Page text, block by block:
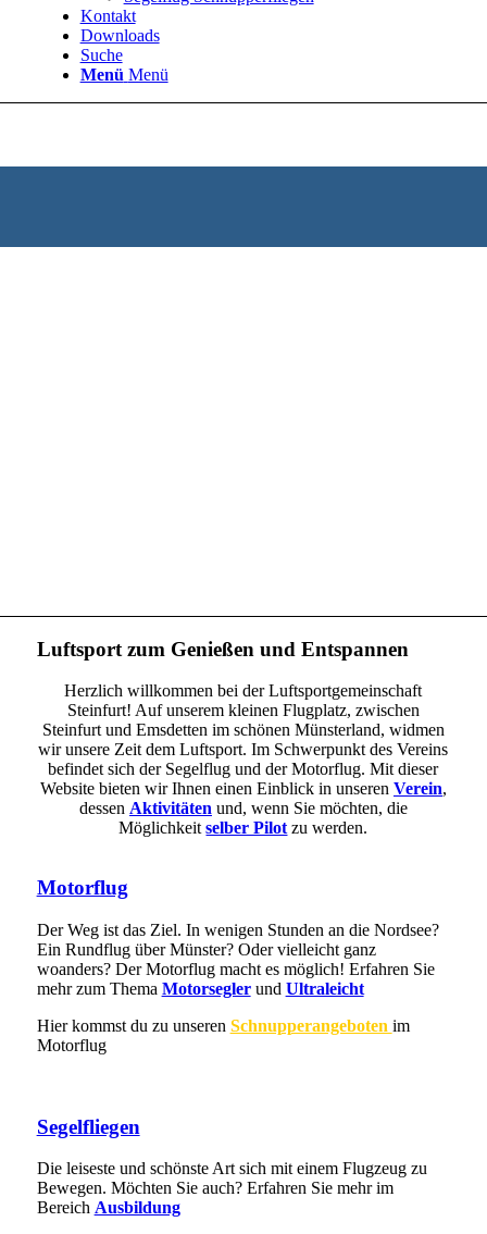
Kontakt
Downloads
Suche
Menü Menü
Luftsport zum Genießen und Entspannen
Herzlich willkommen bei der Luftsportgemeinschaft
Steinfurt! Auf unserem kleinen Flugplatz, zwischen
Steinfurt und Emsdetten im schönen Münsterland, widmen
wir unsere Zeit dem Luftsport. Im Schwerpunkt des Vereins
befindet sich der Segelflug und der Motorflug. Mit dieser
Website bieten wir Ihnen einen Einblick in unseren Verein,
dessen Aktivitätenund, wenn Sie möchten, die
Möglichkeitselber Pilotzu werden.
Motorflug
Der Weg ist das Ziel. In wenigen Stunden an die Nordsee?
Ein Rundflug über Münster? Oder vielleicht ganz
woanders? Der Motorflug macht es möglich! Erfahren Sie
mehr zum Thema Motorseglerund Ultraleicht
Hier kommst du zu unseren Schnupperangeboten im
Motorflug
Segelfliegen
Die leiseste und schönste Art sich mit einem Flugzeug zu
Bewegen. Möchten Sie auch? Erfahren Sie mehr im
Bereich Ausbildung